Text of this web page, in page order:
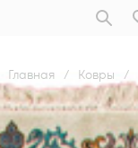
Главная / Ковры /